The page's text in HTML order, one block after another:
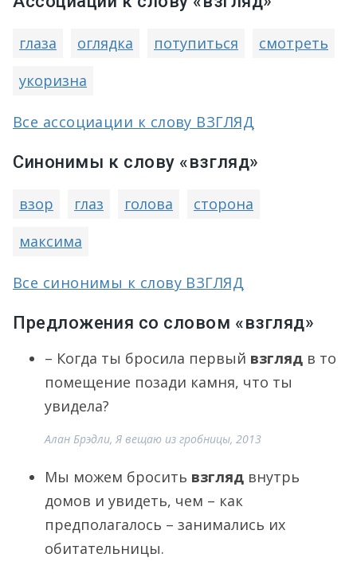
глаза оглядка потупиться
смотреть
укоризна
Все ассоциации к слову ВЗГЛЯД
Синонимы к слову «взгляд»
взор глаз голова
сторона
максима
Все синонимы к слову ВЗГЛЯД
Предложения со словом «взгляд»
– Когда ты бросила первый взгляд в то
помещение позади камня, что ты
увидела?
Алан Брэдли, Я вещаю из гробницы, 2013
Мы можем бросить взгляд внутрь
домов и увидеть, чем – как
предполагалось – занимались их
обитательницы.